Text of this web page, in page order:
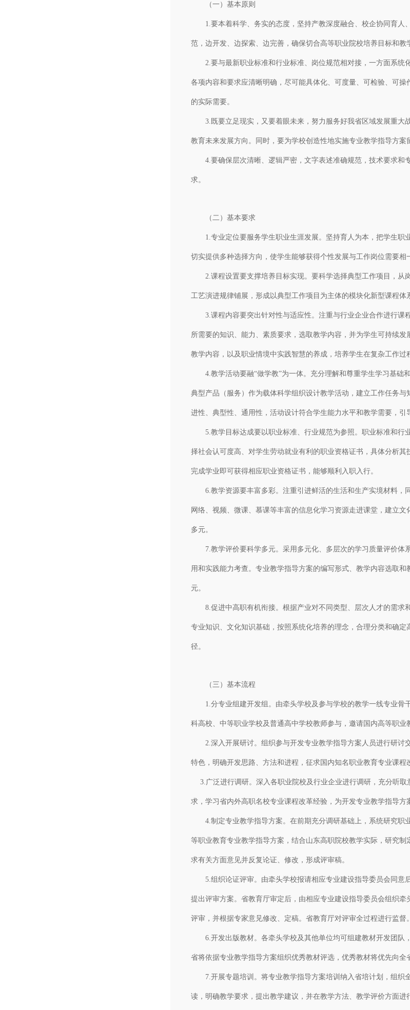
（一）基本原则
1.要本着科学、务实的态度，坚持产教深度融合、校企协同育人
范，边开发、边探索、边完善，确保切合高等职业院校培养目标和教
2.要与最新职业标准和行业标准、岗位规范相对接，一方面系统
各项内容和要求应清晰明确，尽可能具体化、可度量、可检验、可
的实际需要。
3.既要立足现实，又要着眼未来，努力服务好我省区域发展重大
教育未来发展方向。同时，要为学校创造性地实施专业教学指导方案
4.要确保层次清晰、逻辑严密，文字表述准确规范，技术要求和
求。
（二）基本要求
1.专业定位要服务学生职业生涯发展。坚持育人为本，把学生职
切实提供多种选择方向，使学生能够获得个性发展与工作岗位需要相
2.课程设置要支撑培养目标实现。要科学选择典型工作项目，从
工艺演进规律铺展，形成以典型工作项目为主体的模块化新型课程体
3.课程内容要突出针对性与适应性。注重与行业企业合作进行课
所需要的知识、能力、素质要求，选取教学内容，并为学生可持续
教学内容，以及职业情境中实践智慧的养成，培养学生在复杂工作过
4.教学活动要融“做学教”为一体。充分理解和尊重学生学习基础
典型产品（服务）作为载体科学组织设计教学活动，建立工作任务
进性、典型性、通用性，活动设计符合学生能力水平和教学需要，引
5.教学目标达成要以职业标准、行业规范为参照。职业标准和行
择社会认可度高、对学生劳动就业有利的职业资格证书，具体分析
完成学业即可获得相应职业资格证书，能够顺利入职入行。
6.教学资源要丰富多彩。注重引进鲜活的生活和生产实境材料，
网络、视频、微课、慕课等丰富的信息化学习资源走进课堂，建立
多元。
7.教学评价要科学多元。采用多元化、多层次的学习质量评价体
用和实践能力考查。专业教学指导方案的编写形式、教学内容选取
元。
8.促进中高职有机衔接。根据产业对不同类型、层次人才的需求
专业知识、文化知识基础，按照系统化培养的理念，合理分类和确
径。
（三）基本流程
1.分专业组建开发组。由牵头学校及参与学校的教学一线专业骨
科高校、中等职业学校及普通高中学校教师参与，邀请国内高等职
2.深入开展研讨。组织参与开发专业教学指导方案人员进行研讨
特色，明确开发思路、方法和进程，征求国内知名职业教育专业课程
3.广泛进行调研。深入各职业院校及行业企业进行调研，充分听
求，学习省内外高职名校专业课程改革经验，为开发专业教学指导方
4.制定专业教学指导方案。在前期充分调研基础上，系统研究职
等职业教育专业教学指导方案，结合山东高职院校教学实际，研究
求有关方面意见并反复论证、修改，形成评审稿。
5.组织论证评审。由牵头学校报请相应专业建设指导委员会同意
提出评审方案。省教育厅审定后，由相应专业建设指导委员会组织
评审，并根据专家意见修改、定稿。省教育厅对评审全过程进行监督
6.开发出版教材。各牵头学校及其他单位均可组建教材开发团队
省将依据专业教学指导方案组织优秀教材评选，优秀教材将优先向全
7.开展专题培训。将专业教学指导方案培训纳入省培计划，组织
读，明确教学要求，提出教学建议，并在教学方法、教学评价方面进